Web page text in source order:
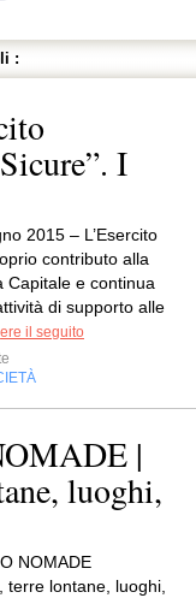
:
I
2015 – L’Esercito
contributo alla
Capitale e continua
di supporto alle
il seguito
|
luoghi,
NOMADE
terre lontane, luoghi,